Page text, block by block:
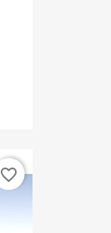
favorite_border